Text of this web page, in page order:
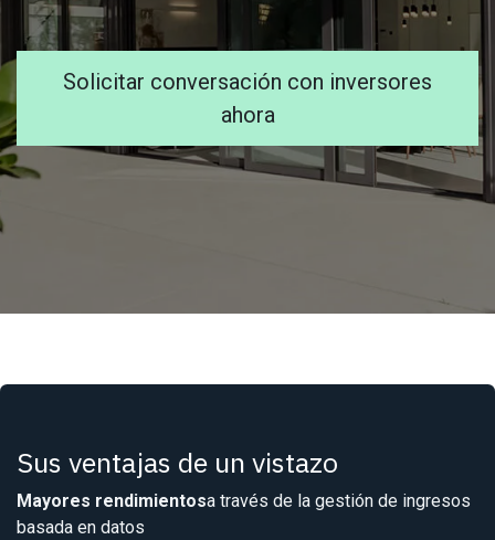
Solicitar conversación con inversores
ahora
Sus ventajas de un vistazo
Mayores rendimientosa través de la gestión de ingresos
basada en datos